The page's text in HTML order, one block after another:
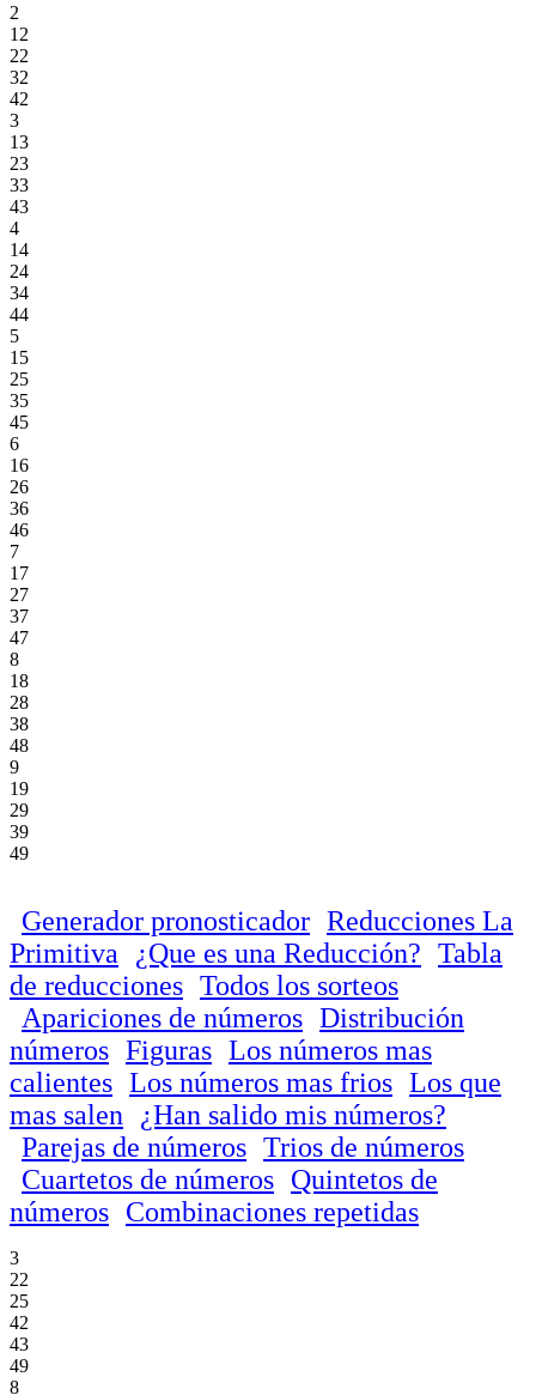
2
12
22
32
42
3
13
23
33
43
4
14
24
34
44
5
15
25
35
45
6
16
26
36
46
7
17
27
37
47
8
18
28
38
48
9
19
29
39
49
Generador pronosticador Reducciones La
Primitiva
¿Que es una Reducción? Tabla
de reducciones Todos los sorteos
Apariciones de números Distribución
números Figuras Los números mas
calientes Los números mas frios Los que
mas salen
¿Han salido mis números?
Parejas de números Trios de números
Cuartetos de números Quintetos de
números Combinaciones repetidas
3
22
25
42
43
49
8